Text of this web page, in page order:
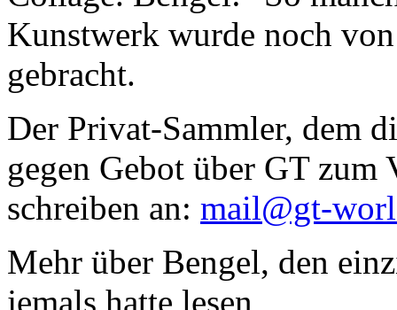
Kunstwerk wurde noch
gebracht.
Der Privat-Sammler, dem
gegen Gebot über GT zum
schreiben an: mail@gt-
Mehr über Bengel, den
jemals hatte lesen